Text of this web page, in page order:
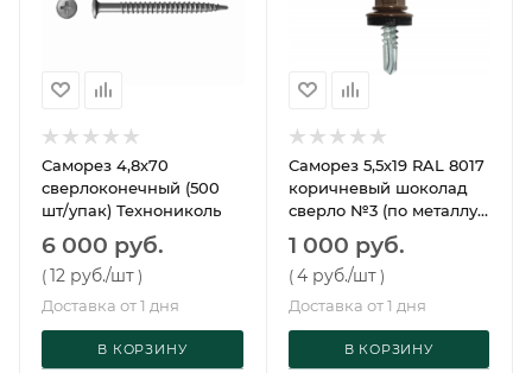
Саморез 4,8х70
сверлоконечный (500
шт/упак) Технониколь
6 000 руб.
(12 руб./шт)
Доставка от 1 дня
В КОРЗИНУ
Саморез 5,5х19 RAL 8017
коричневый шоколад
сверло №3 (по металлу,
250 шт/упак) Daxmer
1 000 руб.
(4 руб./шт )
Доставка от 1 дня
В КОРЗИНУ